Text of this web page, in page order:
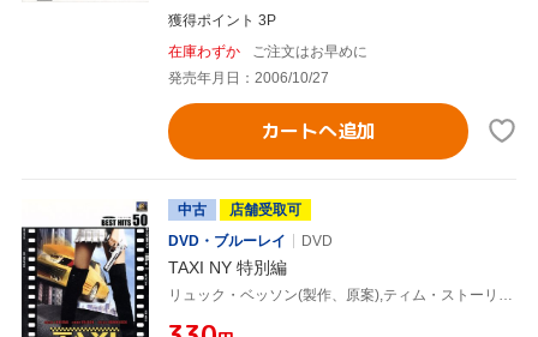
獲得ポイント 3P
在庫わずか
ご注文はお早めに
発売年月日：2006/10/27
カートへ追加
中古
店舗受取可
DVD・ブルーレイ
DVD
TAXI NY 特別編